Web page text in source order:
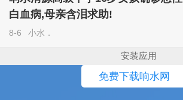
白血病,母亲含泪求助!
8-6 小水．
安装应用
免费下载响水网